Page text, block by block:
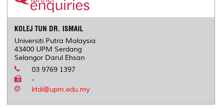
KOLEJ TUN DR. ISMAIL
Universiti Putra Malaysia
43400 UPM Serdang
Selangor Darul Ehsan
03 9769 1397
-
ktdi@upm.edu.my